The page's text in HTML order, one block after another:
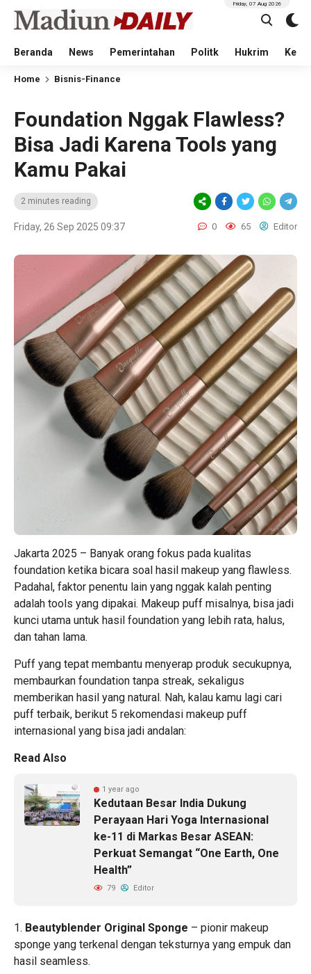
Beranda News Pemerintahan Politk Hukrim
Friday, 07 Aug 2026
Home Bisnis-Finance
Foundation Nggak Flawless?
Bisa Jadi Karena Tools yang
Kamu Pakai
2 minutes reading
Friday, 26 Sep 2025 09:37 0 65 Editor
Jakarta 2025 – Banyak orang fokus pada kualitas
foundation ketika bicara soal hasil makeup yang flawless.
Padahal, faktor penentu lain yang nggak kalah penting
adalah tools yang dipakai. Makeup puff misalnya, bisa jadi
kunci utama untuk hasil foundation yang lebih rata, halus,
dan tahan lama.
Puff yang tepat membantu menyerap produk secukupnya,
membaurkan foundation tanpa streak, sekaligus
memberikan hasil yang natural. Nah, kalau kamu lagi cari
puff terbaik, berikut 5 rekomendasi makeup puff
internasional yang bisa jadi andalan:
Read Also
1 year ago
Kedutaan Besar India Dukung
Perayaan Hari Yoga Internasional
ke-11 di Markas Besar ASEAN:
Perkuat Semangat “One Earth, One
Health”
79 Editor
1. Beautyblender Original Sponge – pionir makeup
sponge yang terkenal dengan teksturnya yang empuk dan
hasil seamless.